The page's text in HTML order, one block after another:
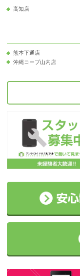
高知店
熊本下通店
沖縄コープ山内店